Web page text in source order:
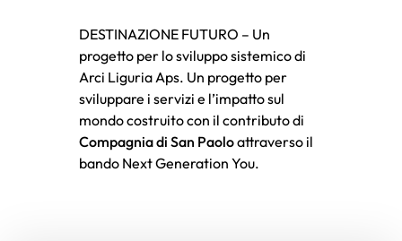
DESTINAZIONE FUTURO – Un
progetto per lo sviluppo sistemico di
Arci Liguria Aps. Un progetto per
sviluppare i servizi e l’impatto sul
mondo costruito con il contributo di
Compagnia di San Paoloattraverso il
bando Next Generation You.